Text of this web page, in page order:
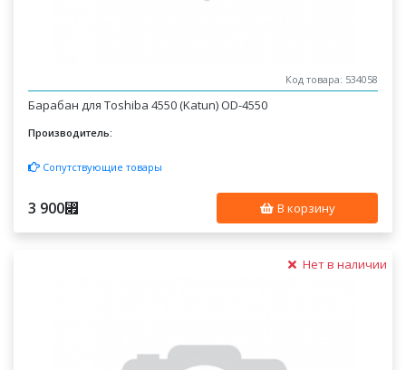
Код товара: 534058
Барабан для Toshiba 4550 (Katun) OD-4550
Производитель:
Сопутствующие товары
3 900⃏ В корзину
Нет в наличии